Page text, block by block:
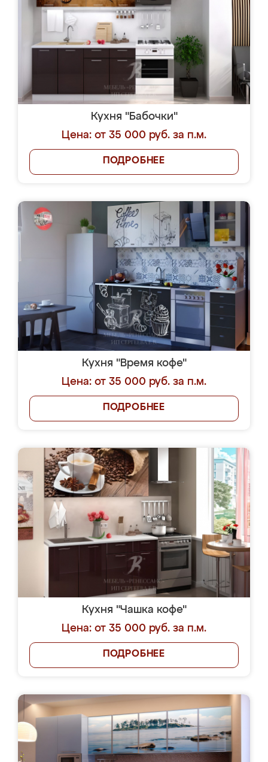
Кухня "Бабочки"
Цена: от 35 000 руб. за п.м.
ПОДРОБНЕЕ
Кухня "Время кофе"
Цена: от 35 000 руб. за п.м.
ПОДРОБНЕЕ
Кухня "Чашка кофе"
Цена: от 35 000 руб. за п.м.
ПОДРОБНЕЕ